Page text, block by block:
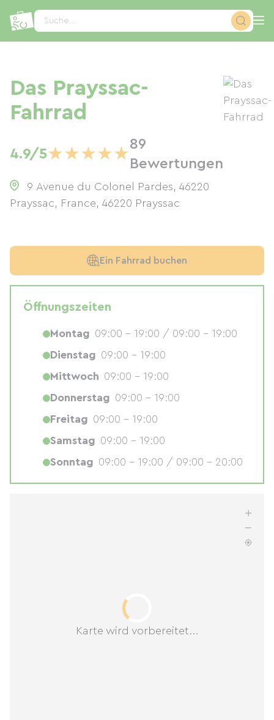
Suche...
Das Prayssac-
Fahrrad
4.9/5★★★★★
89
Bewertungen
9 Avenue du Colonel Pardes, 46220
Prayssac, France, 46220 Prayssac
Karte wird vorbereitet...
Ein Fahrrad buchen
Öffnungszeiten
Montag 09:00 - 19:00 / 09:00 - 19:00
Dienstag 09:00 - 19:00
Mittwoch 09:00 - 19:00
Donnerstag 09:00 - 19:00
Freitag 09:00 - 19:00
Samstag 09:00 - 19:00
Sonntag 09:00 - 19:00 / 09:00 - 20:00
Cookie-Einstellungen